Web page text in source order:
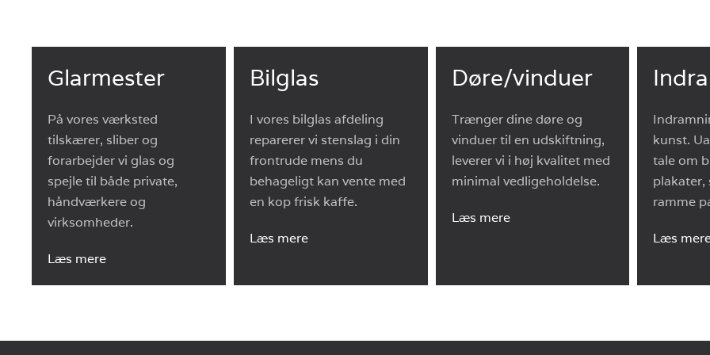
Glarmester
På vores værksted
tilskærer, sliber og
forarbejder vi glas og
spejle til både private,
håndværkere og
virksomheder.
Læs mere
Bilglas
I vores bilglas afdeling
reparerer vi stenslag i din
frontrude mens du
behageligt kan vente med
en kop frisk kaffe.
Læs mere
Døre/vinduer
Trænger dine døre og
vinduer til en udskiftning,
leverer vi i høj kvalitet med
minimal vedligeholdelse.
Læs mere
kunst.
tale om
plakater,
ramme
Læs